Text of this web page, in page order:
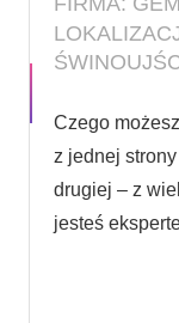
Czego
z jednej
drugiej – z
jesteś